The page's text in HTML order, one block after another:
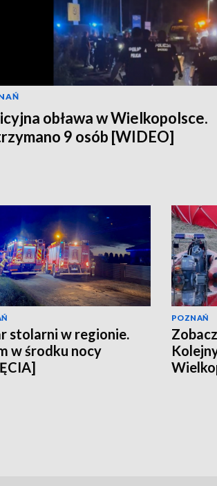
obława w Wielkopolsce.
9 osób [WIDEO]
stolarni w regionie.
w środku nocy
POZNAŃ